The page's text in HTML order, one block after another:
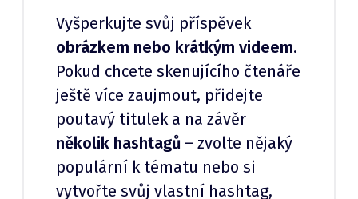
Vyšperkujte svůj příspěvek
obrázkem nebo krátkým videem.
Pokud chcete skenujícího čtenáře
ještě více zaujmout, přidejte
poutavý titulek a na závěr
několik hashtagů – zvolte nějaký
populární k tématu nebo si
vytvořte svůj vlastní hashtag,